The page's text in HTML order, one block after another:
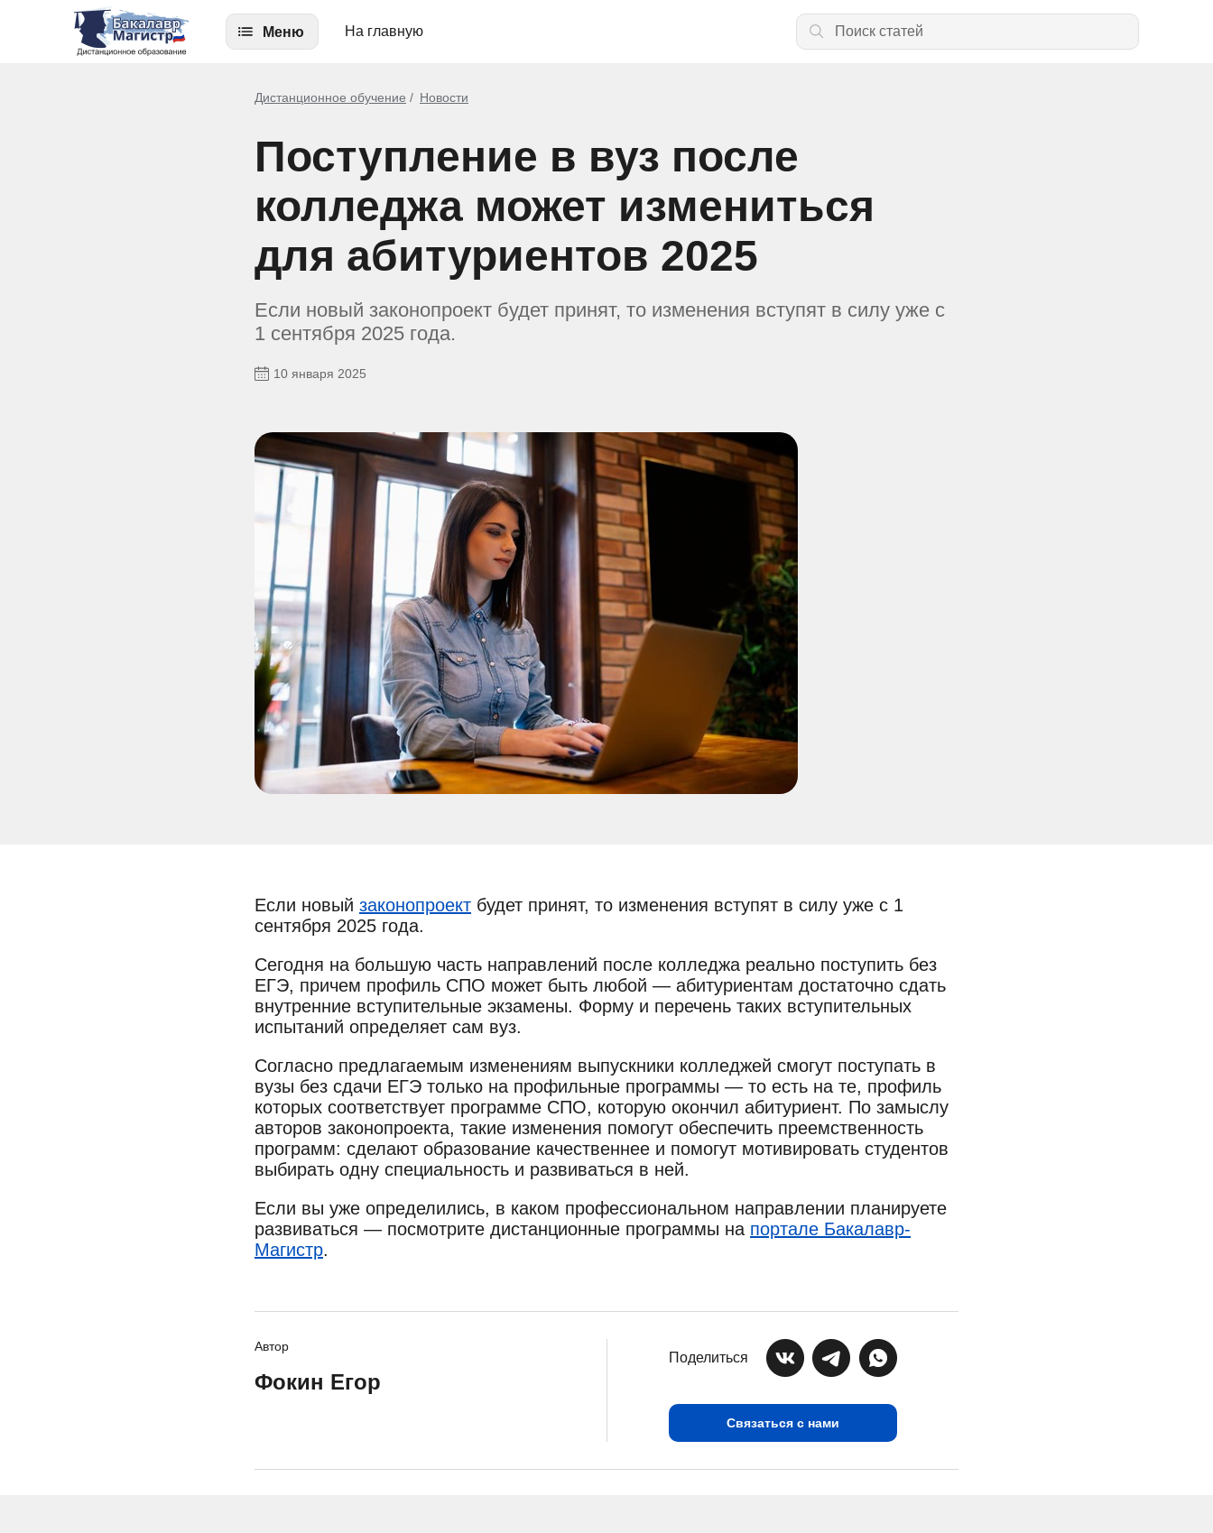
Меню На главную
Дистанционное обучение Новости
Поступление в вуз после
колледжа может измениться
для абитуриентов 2025
Если новый законопроект‎ будет принят, то изменения вступят в силу уже с
1 сентября 2025 года.
10 января 2025
Если новый законопроект‎ будет принят, то изменения вступят в силу уже с 1
сентября 2025 года.
Сегодня на большую часть направлений после колледжа реально поступить без
ЕГЭ, причем профиль СПО может быть любой — абитуриентам достаточно сдать
внутренние вступительные экзамены. Форму и перечень таких вступительных
испытаний определяет сам вуз.
Согласно предлагаемым изменениям выпускники колледжей смогут поступать в
вузы без сдачи ЕГЭ только на профильные программы — то есть на те, профиль
которых соответствует программе СПО, которую окончил абитуриент. По замыслу
авторов законопроекта, такие изменения помогут обеспечить преемственность
программ: сделают образование качественнее и помогут мотивировать студентов
выбирать одну специальность и развиваться в ней.
Если вы уже определились, в каком профессиональном направлении планируете
развиваться — посмотрите дистанционные программы на портале Бакалавр-
Магистр.
Автор
Фокин Егор
Поделиться
Связаться с нами